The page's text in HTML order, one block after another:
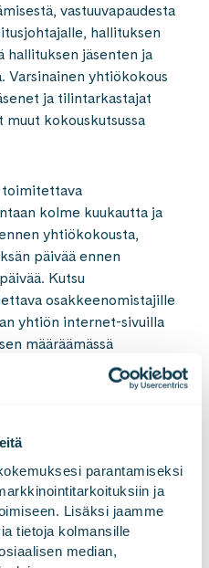
parantamiseksi
ja
Lisäksi jaamme
tietoja kolmansille
median,
vastuuvapaudesta
hallituksen
hallituksen jäsenten ja
yhtiökokous
ja tilintarkastajat
kokouskutsussa
toimitettava
kolme kuukautta ja
yhtiökokousta,
päivää ennen
Kutsu
osakkeenomistajille
yhtiön internet-sivuilla
määräämässä
ilmoittauduttava
joka voi olla
ennen yhtiökokousta.
Euroclear Finland